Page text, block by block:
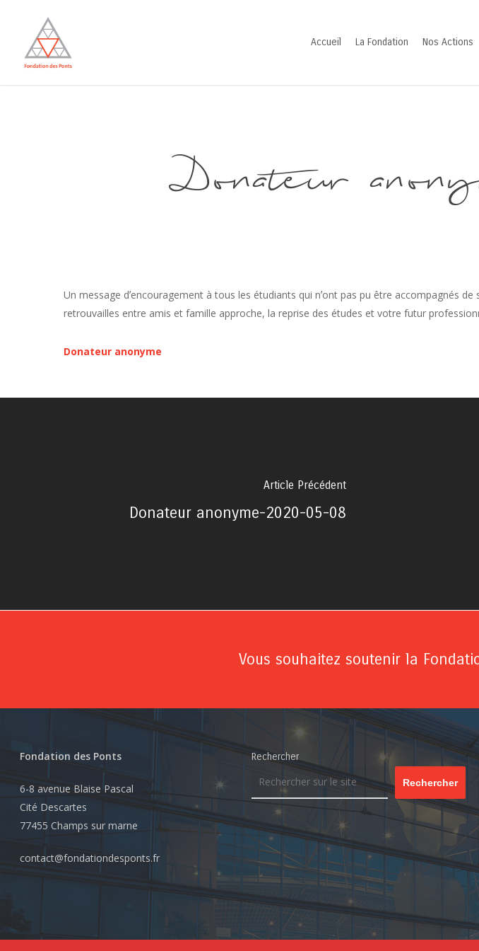
content
Accueil La Fondation Nos Actions
Donateur
Un message dʼencouragement à tous les étudiants qui nʼont pas pu être accompagnés
retrouvailles entre amis et famille approche, la reprise des études et votre futur
Donateur anonyme
Article Précédent
Donateur anonyme-2020-05-08
Vous souhaitez soutenir la
Fondation des Ponts
6-8 avenue Blaise Pascal
Cité Descartes
77455 Champs sur marne
contact@fondationdesponts.fr
Rechercher
Rechercher